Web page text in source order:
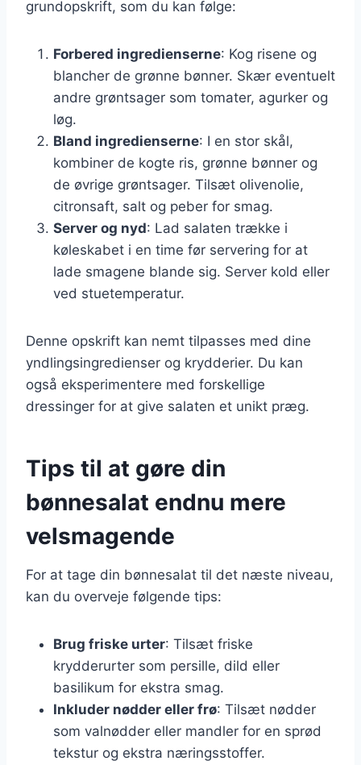
grundopskrift, som du kan følge:
Forbered ingredienserne: Kog risene og
blancher de grønne bønner. Skær eventuelt
andre grøntsager som tomater, agurker og
løg.
Bland ingredienserne: I en stor skål,
kombiner de kogte ris, grønne bønner og
de øvrige grøntsager. Tilsæt olivenolie,
citronsaft, salt og peber for smag.
Server og nyd: Lad salaten trække i
køleskabet i en time før servering for at
lade smagene blande sig. Server kold eller
ved stuetemperatur.
Denne opskrift kan nemt tilpasses med dine
yndlingsingredienser og krydderier. Du kan
også eksperimentere med forskellige
dressinger for at give salaten et unikt præg.
Tips til at gøre din
bønnesalat endnu mere
velsmagende
For at tage din bønnesalat til det næste niveau,
kan du overveje følgende tips:
Brug friske urter: Tilsæt friske
krydderurter som persille, dild eller
basilikum for ekstra smag.
Inkluder nødder eller frø: Tilsæt nødder
som valnødder eller mandler for en sprød
tekstur og ekstra næringsstoffer.